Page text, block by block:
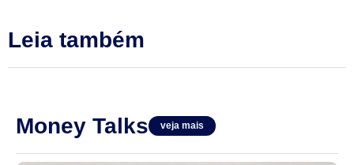
Leia também
Money Talks veja mais